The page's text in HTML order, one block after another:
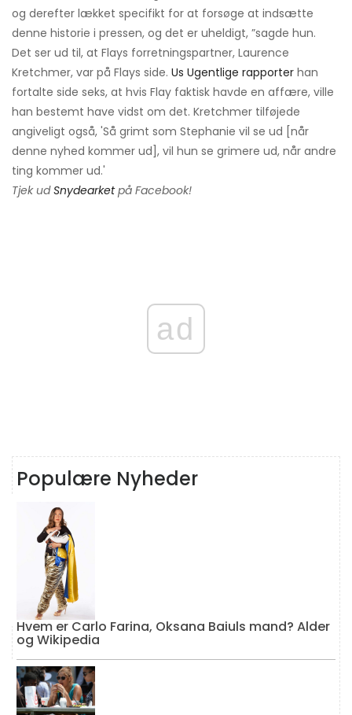
og derefter lækket specifikt for at forsøge at indsætte
denne historie i pressen, og det er uheldigt, ”sagde hun.
Det ser ud til, at Flays forretningspartner, Laurence
Kretchmer, var på Flays side. Us Ugentlige rapporter han
fortalte side seks, at hvis Flay faktisk havde en affære, ville
han bestemt have vidst om det. Kretchmer tilføjede
angiveligt også, 'Så grimt som Stephanie vil se ud [når
denne nyhed kommer ud], vil hun se grimere ud, når andre
ting kommer ud.'
Tjek udSnydearketpå Facebook!
ad
Populære Nyheder
Hvem er Carlo Farina, Oksana Baiuls mand? Alder
og Wikipedia